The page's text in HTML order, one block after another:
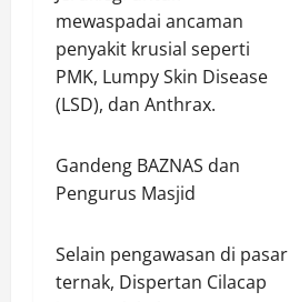
mewaspadai ancaman
penyakit krusial seperti
PMK, Lumpy Skin Disease
(LSD), dan Anthrax.
​Gandeng BAZNAS dan
Pengurus Masjid
​Selain pengawasan di pasar
ternak, Dispertan Cilacap